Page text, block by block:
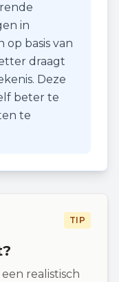
in
basis van
draagt
Deze
beter te
te
TIP
realistisch